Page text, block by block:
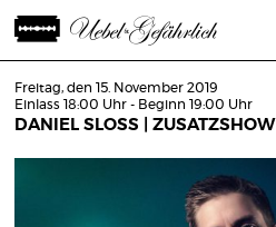
Freitag, den 15. November 2019
Einlass 18:00 Uhr - Beginn 19:00 Uhr
DANIEL SLOSS | ZUSATZSHOW